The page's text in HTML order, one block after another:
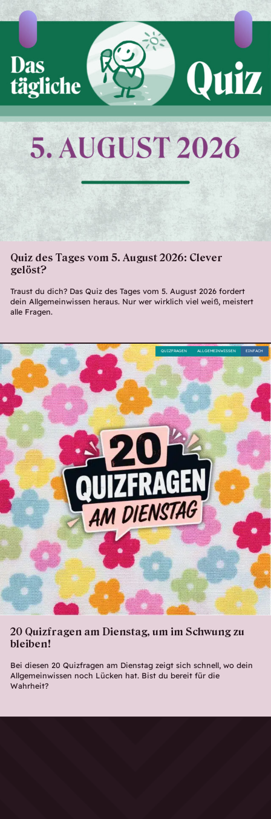
Quiz des Tages vom 5. August 2026: Clever
gelöst?
Traust du dich? Das Quiz des Tages vom 5. August 2026 fordert
dein Allgemeinwissen heraus. Nur wer wirklich viel weiß, meistert
alle Fragen.
20 Quizfragen am Dienstag, um im Schwung zu
bleiben!
Bei diesen 20 Quizfragen am Dienstag zeigt sich schnell, wo dein
Allgemeinwissen noch Lücken hat. Bist du bereit für die
Wahrheit?
EINFACH
ALLGEMEINWISSEN
QUIZFRAGEN